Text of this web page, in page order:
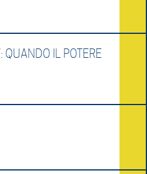
QUANDO IL POTERE